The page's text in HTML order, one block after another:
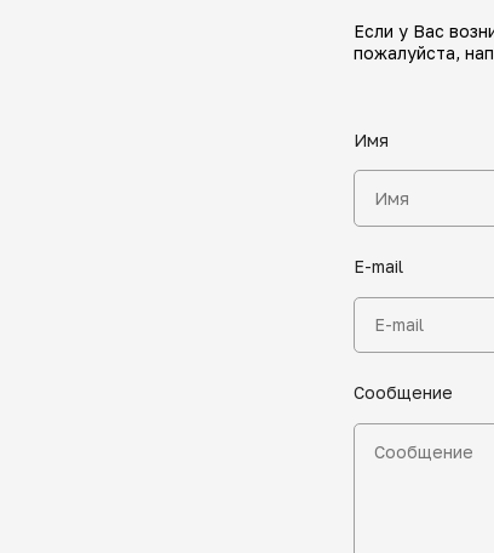
Если у Вас
пожалуйста,
Имя
E-mail
Сообщение